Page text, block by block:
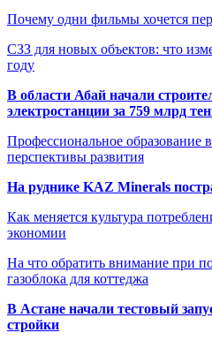
Почему одни фильмы хочется
СЗЗ для новых объектов: что
году
В области Абай начали
электростанции за 759 млрд
Профессиональное образование
перспективы развития
На руднике KAZ Minerals
Как меняется культура
экономии
На что обратить внимание при
газоблока для коттеджа
В Астане начали тестовый
стройки